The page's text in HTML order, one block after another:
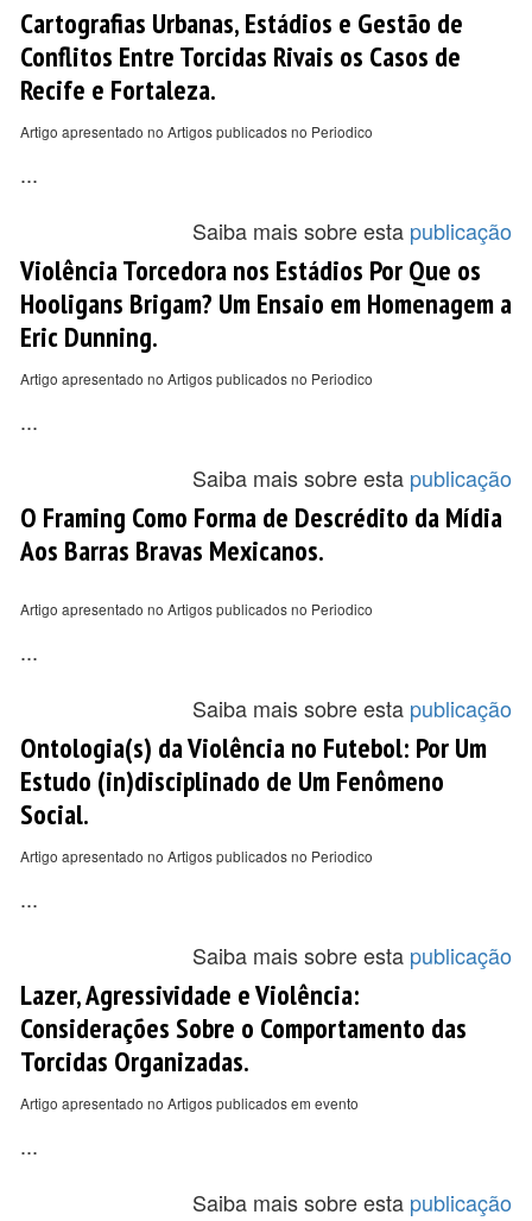
Cartografias Urbanas, Estádios e Gestão de
Conflitos Entre Torcidas Rivais os Casos de
Recife e Fortaleza.
Artigo apresentado no Artigos publicados no Periodico
...
Saiba mais sobre esta publicação
Violência Torcedora nos Estádios Por Que os
Hooligans Brigam? Um Ensaio em Homenagem a
Eric Dunning.
Artigo apresentado no Artigos publicados no Periodico
...
Saiba mais sobre esta publicação
O Framing Como Forma de Descrédito da Mídia
Aos Barras Bravas Mexicanos.
Artigo apresentado no Artigos publicados no Periodico
...
Saiba mais sobre esta publicação
Ontologia(s) da Violência no Futebol: Por Um
Estudo (in)disciplinado de Um Fenômeno
Social.
Artigo apresentado no Artigos publicados no Periodico
...
Saiba mais sobre esta publicação
Lazer, Agressividade e Violência:
Considerações Sobre o Comportamento das
Torcidas Organizadas.
Artigo apresentado no Artigos publicados em evento
...
Saiba mais sobre esta publicação